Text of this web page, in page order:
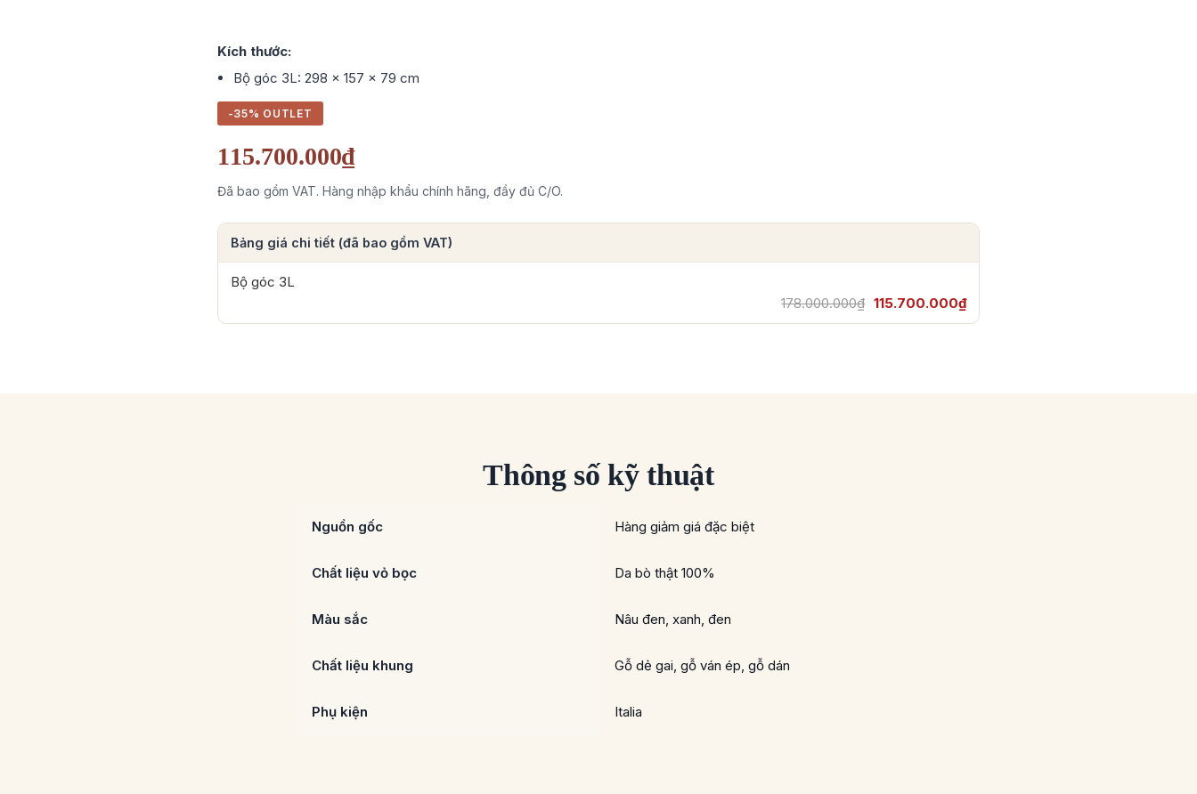
Kích thước:
Bộ góc 3L: 298 x 157 x 79 cm
-35% OUTLET
115.700.000₫
Đã bao gồm VAT. Hàng nhập khẩu chính hãng, đầy đủ C/O.
Bảng giá chi tiết (đã bao gồm VAT)
Bộ góc 3L
178.000.000₫ 115.700.000₫
Thông số kỹ thuật
Nguồn gốc Hàng giảm giá đặc biệt
Chất liệu vỏ bọc Da bò thật 100%
Màu sắc Nâu đen, xanh, đen
Chất liệu khung Gỗ dẻ gai, gỗ ván ép, gỗ dán
Phụ kiện Italia